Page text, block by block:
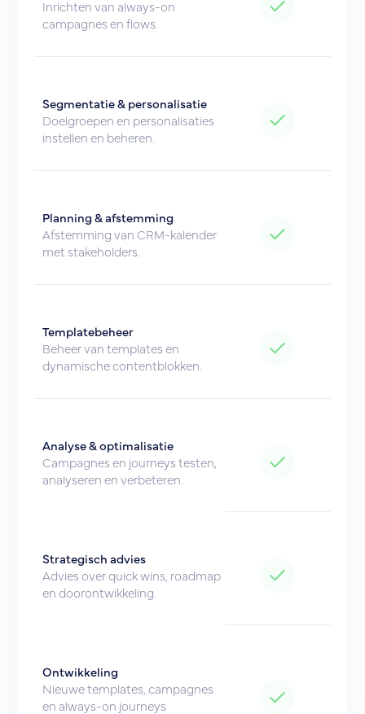
Inrichten van always-on
campagnes en flows.
Segmentatie & personalisatie
Doelgroepen en personalisaties
instellen en beheren.
Planning & afstemming
Afstemming van CRM-kalender
met stakeholders.
Templatebeheer
Beheer van templates en
dynamische contentblokken.
Analyse & optimalisatie
Campagnes en journeys testen,
analyseren en verbeteren.
Strategisch advies
Advies over quick wins, roadmap
en doorontwikkeling.
Ontwikkeling
Nieuwe templates, campagnes
en always-on journeys